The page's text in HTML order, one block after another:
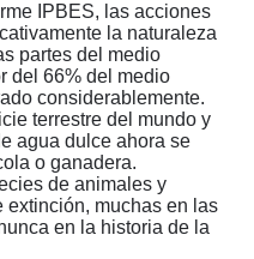
IPBES, las acciones
la naturaleza
partes del medio
del 66% del medio
considerablemente.
terrestre del mundo y
agua dulce ahora se
o ganadera.
de animales y
extinción, muchas en las
en la historia de la